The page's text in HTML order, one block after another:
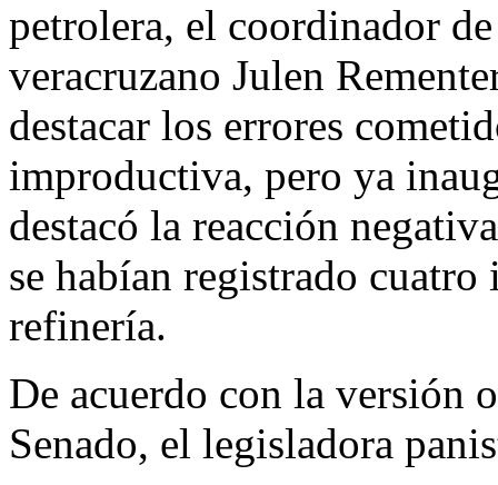
petrolera, el coordinador
veracruzano Julen
destacar los errores
improductiva, pero ya
destacó la reacción
se habían registrado
refinería.
De acuerdo con la versión
Senado, el legisladora